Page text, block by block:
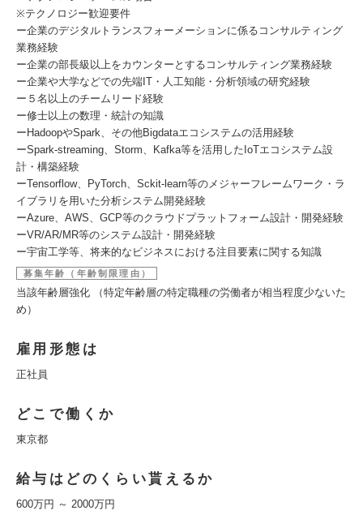
※テクノロジー歓迎要件
ー企業のデジタルトランスフォーメーションに係るコンサルティング
業務経験
ー企業の部長級以上をカウンターとするコンサルティング業務経験
ー企業や大学などでの先端IT・人工知能・分析領域の研究経験
ー５名以上のチームリード経験
ー修士以上の数理・統計の知識
ーHadoopやSpark、その他Bigdataエコシステムの活用経験
ーSpark-streaming、Storm、Kafka等を活用したIoTエコシステム設
計・構築経験
ーTensorflow、PyTorch、Sckit-learn等のメジャーフレームワーク・ラ
イブラリを用いた分析システム開発経験
ーAzure、AWS、GCP等のクラウドプラットフォーム設計・開発経験
ーVR/AR/MR等のシステム設計・開発経験
ー宇宙工学等、将来的なビジネスにおける注目要素に関する知識
募集年齢（年齢制限理由）
当該年齢層強化 （特定年齢層の特定職種の労働者が相当程度少ないた
め）
雇用形態は
正社員
どこで働くか
東京都
給与はどのくらい貰えるか
600万円 ～ 2000万円